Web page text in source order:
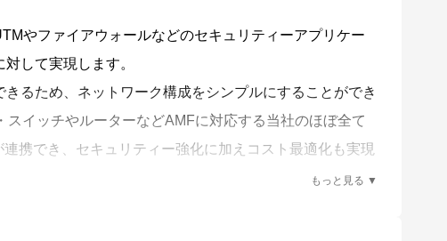
やファイアウォールなどのセキュリティーアプリケー
して実現します。
るため、ネットワーク構成をシンプルにすることができ
イッチやルーターなどAMFに対応する当社のほぼ全て
携でき、セキュリティー強化に加えコスト最適化も実現